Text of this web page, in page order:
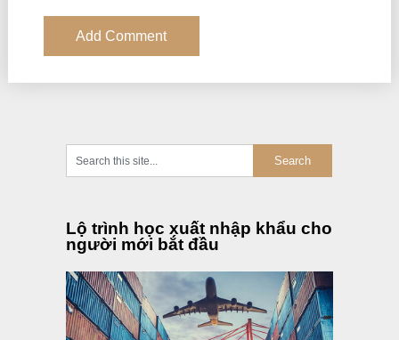
Lộ trình học xuất nhập khẩu cho
người mới bắt đầu